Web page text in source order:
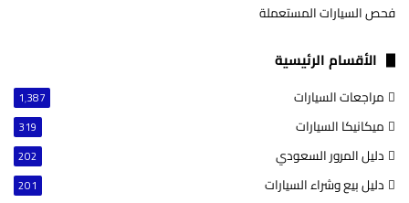
فحص السيارات المستعملة
الأقسام الرئيسية
مراجعات السيارات 1٬387
ميكانيكا السيارات 319
دليل المرور السعودي 202
دليل بيع وشراء السيارات 201